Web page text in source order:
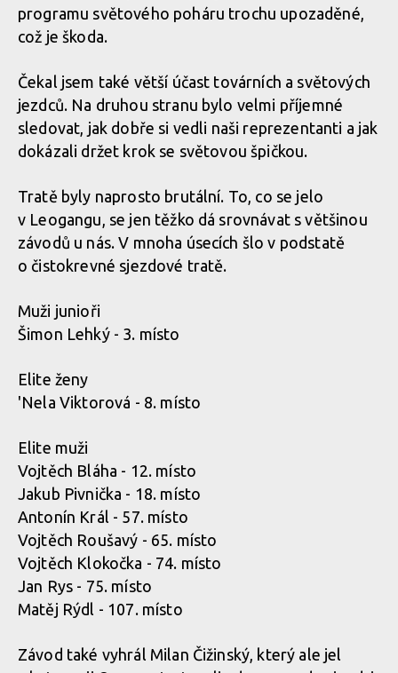
Textem i obrazem: Vojta Hanák přiblíží Světový pohár
v rakouském Leogangu
Textem i obrazem: Vojta Hanák přiblíží Světový pohár
v rakouském Leogangu
Textem i obrazem: Vojta Hanák přiblíží Světový pohár
v rakouském Leogangu
Textem i obrazem: Vojta Hanák přiblíží Světový pohár
v rakouském Leogangu
v rakouském Leogangu
Textem i obrazem: Vojta Hanák přiblíží Světový pohár
v rakouském Leogangu
programu světového poháru trochu upozaděné,
což je škoda.
Čekal jsem také větší účast továrních a světových
jezdců. Na druhou stranu bylo velmi příjemné
sledovat, jak dobře si vedli naši reprezentanti a jak
dokázali držet krok se světovou špičkou.
Tratě byly naprosto brutální. To, co se jelo
v Leogangu, se jen těžko dá srovnávat s většinou
závodů u nás. V mnoha úsecích šlo v podstatě
o čistokrevné sjezdové tratě.
Muži junioři
Šimon Lehký - 3. místo
Elite ženy
'Nela Viktorová - 8. místo
Elite muži
Vojtěch Bláha - 12. místo
Jakub Pivnička - 18. místo
Antonín Král - 57. místo
Vojtěch Roušavý - 65. místo
Vojtěch Klokočka - 74. místo
Jan Rys - 75. místo
Matěj Rýdl - 107. místo
Závod také vyhrál Milan Čižinský, který ale jel